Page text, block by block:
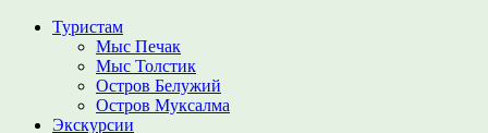
Туристам
Мыс Печак
Мыс Толстик
Остров Белужий
Остров Муксалма
Экскурсии